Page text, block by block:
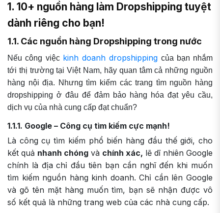
1. 10+ nguồn hàng làm Dropshipping tuyệt
dành riêng cho bạn!
1.1. Các nguồn hàng Dropshipping trong nước
Nếu công việc kinh doanh dropshipping của bạn nhắm
tới thị trường tại Việt Nam, hãy quan tâm cả những nguồn
hàng nội địa. Nhưng tìm kiếm các trang tìm nguồn hàng
dropshipping ở đâu để đảm bảo hàng hóa đạt yêu cầu,
dịch vụ của nhà cung cấp đạt chuẩn?
1.1.1. Google – Công cụ tìm kiếm cực mạnh!
Là công cụ tìm kiếm phổ biến hàng đầu thế giới, cho
kết quả nhanh chóng và chính xác, lẽ dĩ nhiên Google
chính là địa chỉ đầu tiên bạn cần nghĩ đến khi muốn
tìm kiếm nguồn hàng kinh doanh.Chỉ cần lên Google
và gõ tên mặt hàng muốn tìm, bạn sẽ nhận được vô
số kết quả là những trang web của các nhà cung cấp.